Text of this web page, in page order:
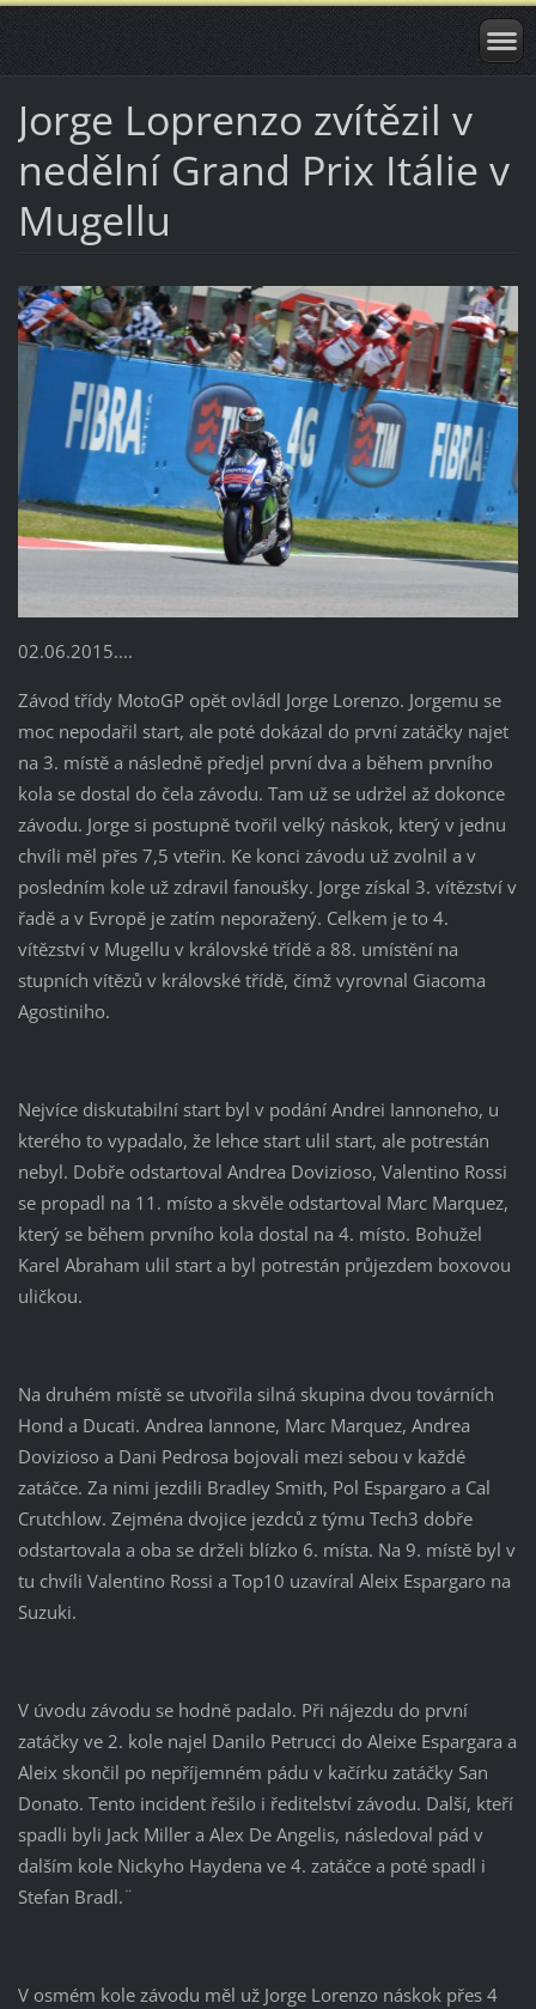
Jorge Loprenzo zvítězil v
nedělní Grand Prix Itálie v
Mugellu
02.06.2015....
Závod třídy MotoGP opět ovládl Jorge Lorenzo. Jorgemu se
moc nepodařil start, ale poté dokázal do první zatáčky najet
na 3. místě a následně předjel první dva a během prvního
kola se dostal do čela závodu. Tam už se udržel až dokonce
závodu. Jorge si postupně tvořil velký náskok, který v jednu
chvíli měl přes 7,5 vteřin. Ke konci závodu už zvolnil a v
posledním kole už zdravil fanoušky. Jorge získal 3. vítězství v
řadě a v Evropě je zatím neporažený. Celkem je to 4.
vítězství v Mugellu v královské třídě a 88. umístění na
stupních vítězů v královské třídě, čímž vyrovnal Giacoma
Agostiniho.
Nejvíce diskutabilní start byl v podání Andrei Iannoneho, u
kterého to vypadalo, že lehce start ulil start, ale potrestán
nebyl. Dobře odstartoval Andrea Dovizioso, Valentino Rossi
se propadl na 11. místo a skvěle odstartoval Marc Marquez,
který se během prvního kola dostal na 4. místo. Bohužel
Karel Abraham ulil start a byl potrestán průjezdem boxovou
uličkou.
Na druhém místě se utvořila silná skupina dvou továrních
Hond a Ducati. Andrea Iannone, Marc Marquez, Andrea
Dovizioso a Dani Pedrosa bojovali mezi sebou v každé
zatáčce. Za nimi jezdili Bradley Smith, Pol Espargaro a Cal
Crutchlow. Zejména dvojice jezdců z týmu Tech3 dobře
odstartovala a oba se drželi blízko 6. místa. Na 9. místě byl v
tu chvíli Valentino Rossi a Top10 uzavíral Aleix Espargaro na
Suzuki.
V úvodu závodu se hodně padalo. Při nájezdu do první
zatáčky ve 2. kole najel Danilo Petrucci do Aleixe Espargara a
Aleix skončil po nepříjemném pádu v kačírku zatáčky San
Donato. Tento incident řešilo i ředitelství závodu. Další, kteří
spadli byli Jack Miller a Alex De Angelis, následoval pád v
dalším kole Nickyho Haydena ve 4. zatáčce a poté spadl i
Stefan Bradl.¨
V osmém kole závodu měl už Jorge Lorenzo náskok přes 4